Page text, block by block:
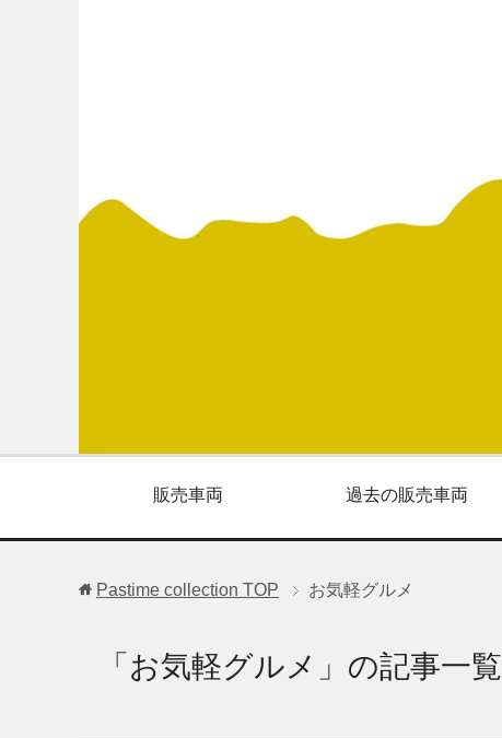
販売車両 過去の販売車両
Pastime collection TOP お気軽グルメ
「お気軽グルメ」の記事一覧